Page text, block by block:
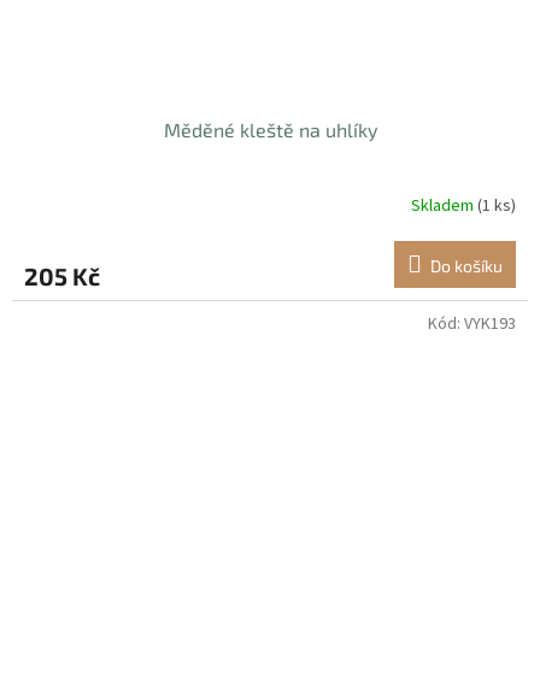
Měděné kleště na uhlíky
Skladem (1 ks)
205 Kč Do košíku
Kód: VYK193